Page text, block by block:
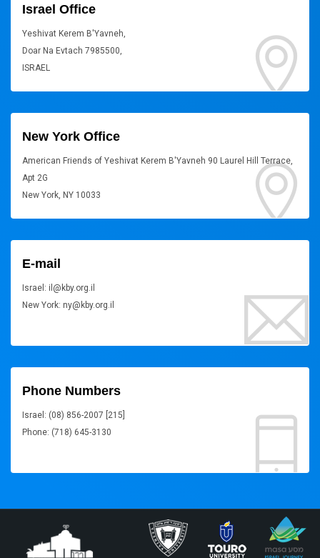
Israel Office
Yeshivat Kerem B'Yavneh,
Doar Na Evtach 7985500,
ISRAEL
New York Office
American Friends of Yeshivat Kerem B'Yavneh 90 Laurel Hill Terrace,
Apt 2G
New York, NY 10033
E-mail
Israel: il@kby.org.il
New York: ny@kby.org.il
Phone Numbers
Israel: (08) 856-2007 [215]
Phone: (718) 645-3130